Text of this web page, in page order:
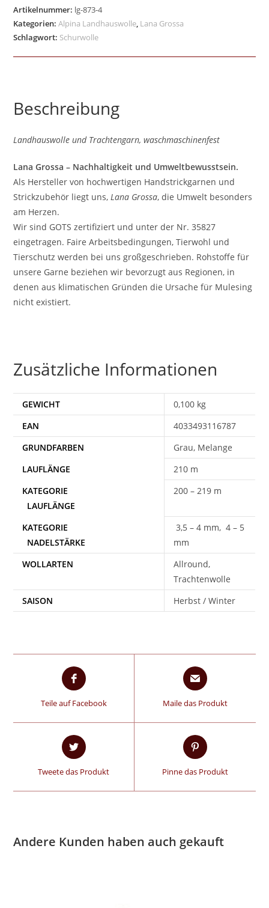
Artikelnummer: lg-873-4
Kategorien:Alpina Landhauswolle, Lana Grossa
Schlagwort: Schurwolle
Beschreibung
Landhauswolle und Trachtengarn, waschmaschinenfest
Lana Grossa – Nachhaltigkeit und Umweltbewusstsein.
Als Hersteller von hochwertigen Handstrickgarnen und
Strickzubehör liegt uns,Lana Grossa, die Umwelt besonders
am Herzen.
Wir sind GOTS zertifiziert und unter der Nr. 35827
eingetragen. Faire Arbeitsbedingungen, Tierwohl und
Tierschutz werden bei uns großgeschrieben. Rohstoffe für
unsere Garne beziehen wir bevorzugt aus Regionen, in
denen aus klimatischen Gründen die Ursache für Mulesing
nicht existiert.
Zusätzliche Informationen
GEWICHT
0,100 kg
EAN
4033493116787
Grau, Melange
210 m
200 – 219 m
3,5 – 4 mm, 4 – 5
mm
WOLLARTEN
Allround,
Trachtenwolle
SAISON
Herbst / Winter
Teile auf Facebook Maile das Produkt
Tweete das Produkt Pinne das Produkt
Andere Kunden haben auch gekauft